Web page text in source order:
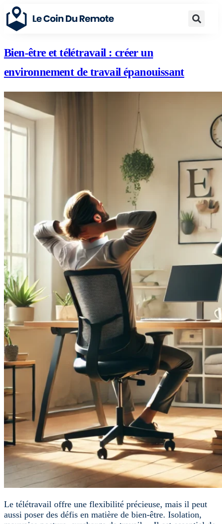
Bien-être et télétravail : créer un
environnement de travail épanouissant
Le télétravail offre une flexibilité précieuse, mais il peut
aussi poser des défis en matière de bien-être. Isolation,